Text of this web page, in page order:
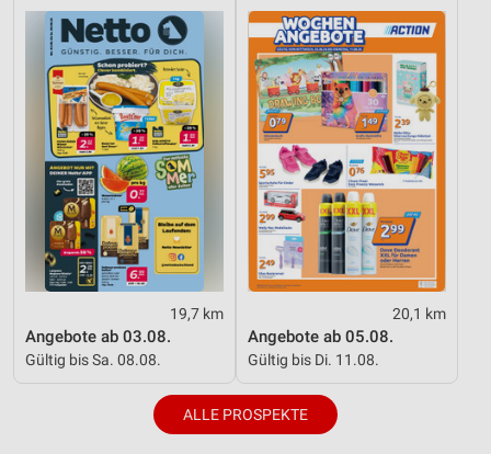
19,7 km
Angebote ab 03.08.
Gültig bis Sa. 08.08.
20,1 km
Angebote ab 05.08.
Gültig bis Di. 11.08.
ALLE PROSPEKTE